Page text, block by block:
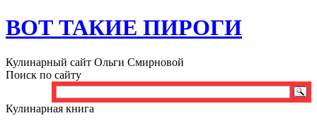
ВОТ ТАКИЕ ПИРОГИ
Кулинарный сайт Ольги Смирновой
Поиск по сайту
Кулинарная книга